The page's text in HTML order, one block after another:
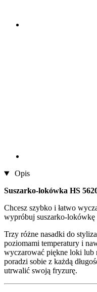
Opis
Suszarko-lokówka HS
Chcesz szybko i łatwo
wypróbuj suszarko-
Trzy różne nasadki do
poziomami temperatury i
wyczarować piękne loki lub
poradzi sobie z każdą
utrwalić swoją fryzurę.